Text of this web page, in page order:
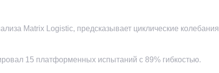
Matrix Logistic, предсказывает циклические колебания
15 платформенных испытаний с 89% гибкостью.